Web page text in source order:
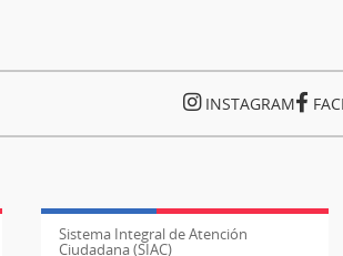
INSTAGRAM
Sistema Integral de Atención
Ciudadana (SIAC)